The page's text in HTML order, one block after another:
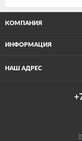
КОМПАНИЯ
ИНФОРМАЦИЯ
НАШ АДРЕС